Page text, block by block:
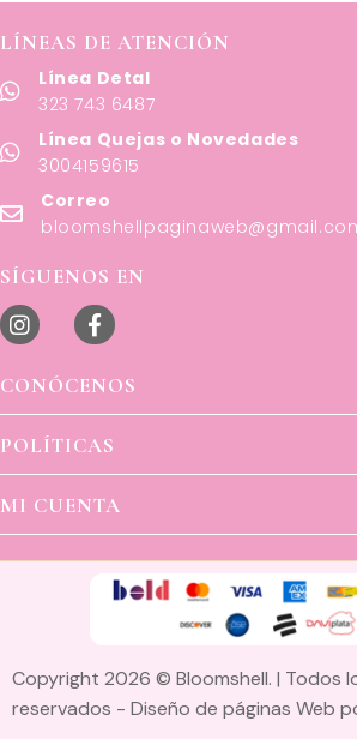
LÍNEAS DE ATENCIÓN
Línea Detal
323 743 6487
Línea Quejas o Novedades
3004159615
Correo
SÍGUENOS EN
CONÓCENOS
POLÍTICAS
MI CUENTA
Copyright 2026 © Bloomshell. | Todos
reservados - Diseño de páginas Web